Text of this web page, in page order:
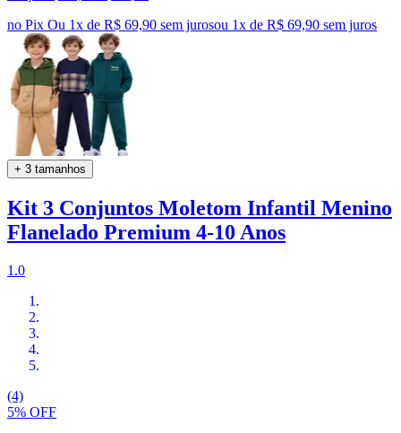
no Pix Ou 1x de R$ 69,90 sem jurosou 1x de R$ 69,90 sem juros
+ 3 tamanhos
Kit 3 Conjuntos Moletom Infantil Menino
Flanelado Premium 4-10 Anos
1.0
(4)
5% OFF